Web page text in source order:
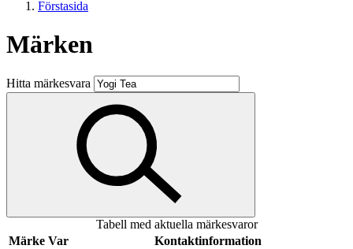
Butiker
Mat och dryck
Evenemang
Erbjudanden
Inspiration
Förstasida
Märken
Hitta märkesvara
Tabell med aktuella märkesvaror
Märke Var
Kontaktinformation